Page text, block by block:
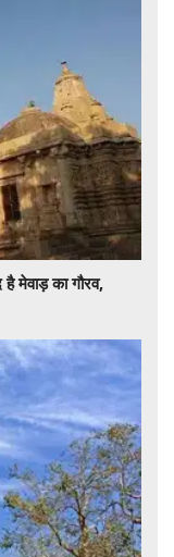
मेवाड़ का गौरव,